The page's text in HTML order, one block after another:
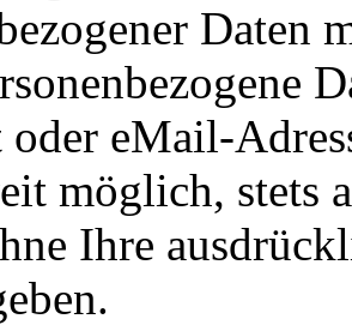
Daten
eMail-
möglich, stets
Ihre